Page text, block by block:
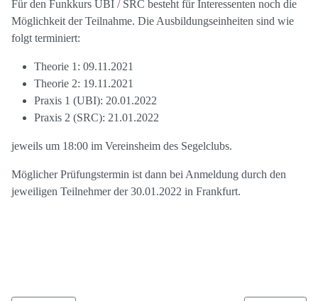
Für den Funkkurs UBI / SRC besteht für Interessenten noch die
Möglichkeit der Teilnahme. Die Ausbildungseinheiten sind wie
folgt terminiert:
Theorie 1: 09.11.2021
Theorie 2: 19.11.2021
Praxis 1 (UBI): 20.01.2022
Praxis 2 (SRC): 21.01.2022
jeweils um 18:00 im Vereinsheim des Segelclubs.
Möglicher Prüfungstermin ist dann bei Anmeldung durch den
jeweiligen Teilnehmer der 30.01.2022 in Frankfurt.